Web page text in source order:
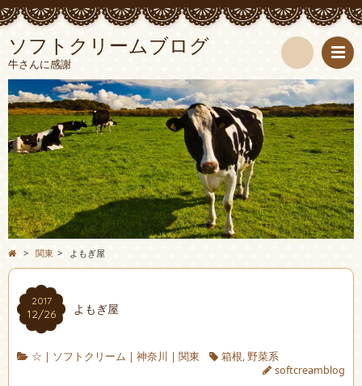
ソフトクリームブログ
牛さんに感謝
検
索
> 関東 > よもぎ屋
2017
12/26 よもぎ屋
☆ | ソフトクリーム | 神奈川 | 関東 箱根,野菜系
softcreamblog